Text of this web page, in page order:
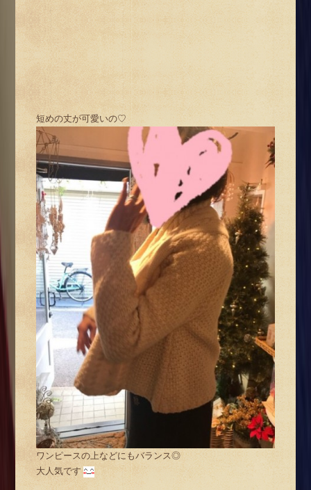
短めの丈が可愛いの♡
ワンピースの上などにもバランス◎
大人気です